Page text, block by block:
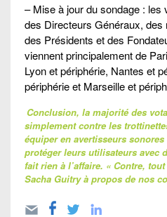
– Mise à jour du sondage :
des Directeurs Généraux, des
des Présidents et des
viennent principalement de
Lyon et périphérie, Nantes et
périphérie et Marseille et
Conclusion, la majorité des
simplement contre les
équiper en avertisseurs
protéger leurs utilisateurs avec
fait rien à l’affaire. « Contre,
Sacha Guitry à propos de nos